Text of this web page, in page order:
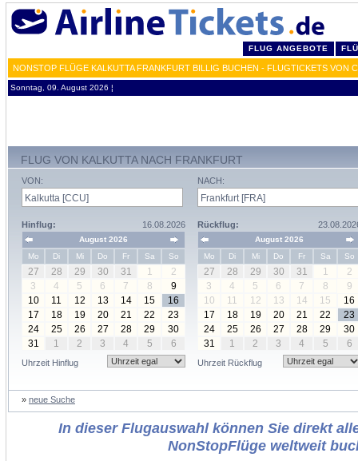
FLUG ANGEBOTE
NONSTOP FLÜGE KALKUTTA FRANKFURT BILLIG BUCHEN - FLUGTICKETS VON
Sonntag, 09. August 2026 ¦
FLUG VON KALKUTTA NACH FRANKFURT
VON:
Hinflug: 16.08.2026
August 2026
Mo
Di Mi Do Fr Sa So
27 28 29 30 31 1
2
3
4 5 6 7 8
9
10
11 12 13 14 15
16
17
18 19 20 21 22
23
24
25 26 27 28 29
30
31
1 2 3 4 5 6
Uhrzeit Hinflug
NACH:
Rückflug:
August 2026
Mo
Di Mi Do Fr Sa So
27 28 29 30 31 1
2
3
4 5 6 7 8
9
10
11 12 13 14 15
16
17
18 19 20 21 22
23
24
25 26 27 28 29
30
31
1 2 3 4 5 6
Uhrzeit Rückflug
» neue Suche
In dieser Flugauswahl können Sie direkt
NonStopFlüge weltweit